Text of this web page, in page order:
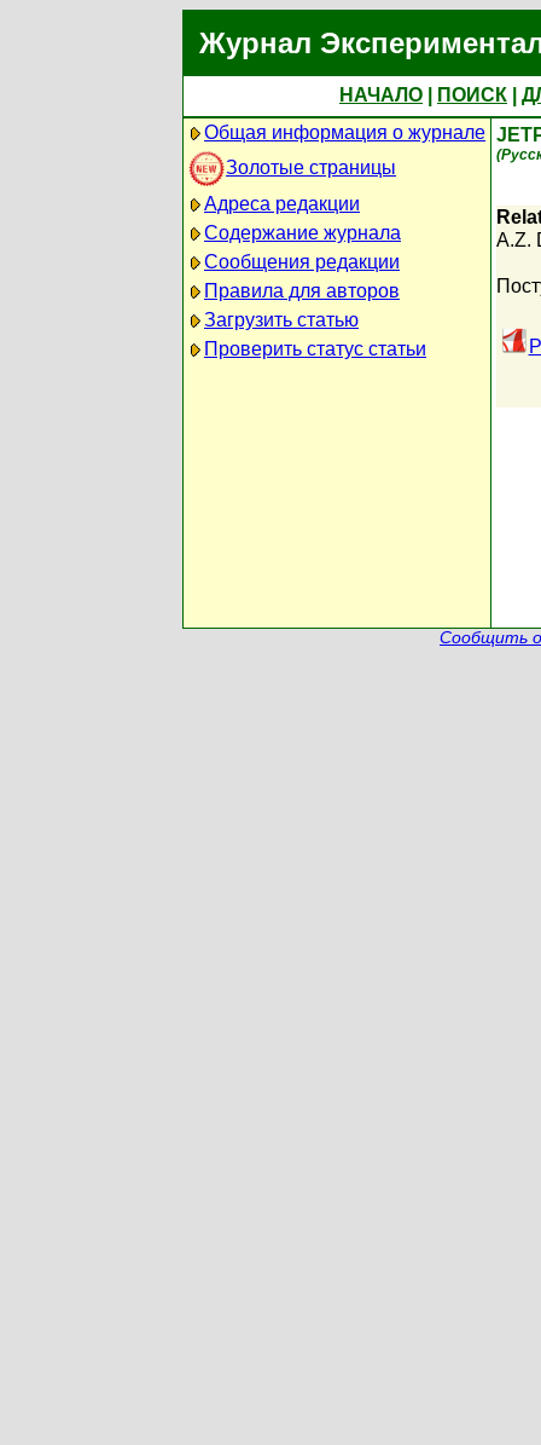
Журнал
НАЧАЛО ПОИСК
Общая информация о журнале
Золотые страницы
Адреса редакции
Содержание журнала
Сообщения редакции
Правила для авторов
Загрузить статью
Проверить статус статьи
A.Z.
Сообщить о